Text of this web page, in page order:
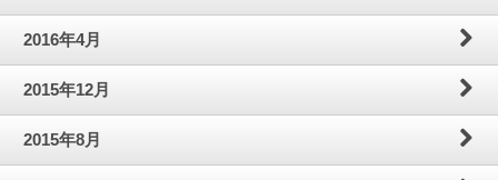
2016年4月
2015年12月
2015年8月